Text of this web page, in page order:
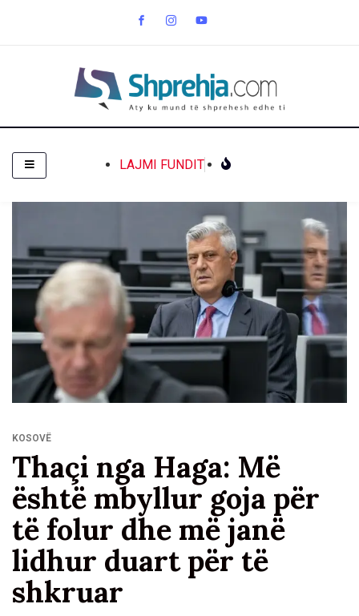
LAJMI FUNDIT
KOSOVË
Thaçi nga Haga: Më
është mbyllur goja për
të folur dhe më janë
lidhur duart për të
shkruar